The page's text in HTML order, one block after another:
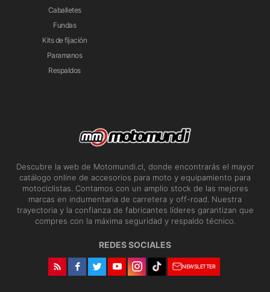
Caballetes
Fundas
Kits de fijación
Paramanos
Respaldos
Descubre la web de Motomundi.cl, donde encontrarás el mayor
catálogo online de accesorios para moto y equipamiento para
motociclistas. Contamos con un amplio stock de las mejores
marcas en indumentaria de carretera y off-road. Nuestra
trayectoria y la confianza de fabricantes líderes garantizan que
compres con la máxima seguridad y respaldo técnico.
REDES SOCIALES
NEWSLETTER